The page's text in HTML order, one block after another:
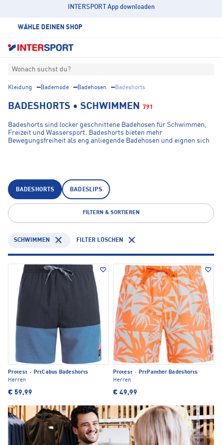
INTERSPORT App downloaden
WÄHLE DEINEN SHOP
Wonach suchst du?
Kleidung Bademode Badehosen Badeshorts
BADESHORTS • SCHWIMMEN 791
Badeshorts sind locker geschnittene Badehosen für Schwimmen,
Freizeit und Wassersport. Badeshorts bieten mehr
Bewegungsfreiheit als eng anliegende Badehosen und eignen sich
BADESHORTS BADESLIPS
FILTERN & SORTIEREN
SCHWIMMEN FILTER LÖSCHEN
Protest ·
PrtCabus Badeshorts
Herren
€ 59,99
Protest ·
PrtPanther Badeshorts
Herren
€ 49,99